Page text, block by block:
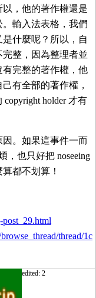
以，他的著作權還是
輸入法表格，我們
什麼呢？所以，自
整，因為整理者並
完整的著作權，他
有全部的著作權，
holder 才有
。如果這事件一而
，也只好把 noseeing
都不划算！
post_29.html
thread/1c
edited: 2